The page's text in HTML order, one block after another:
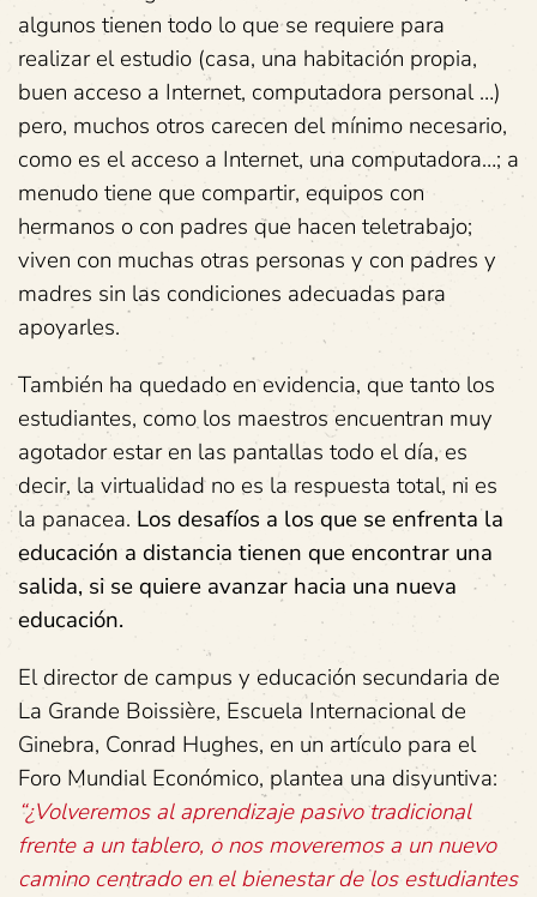
algunos tienen todo lo que se requiere para
realizar el estudio (casa, una habitación propia,
buen acceso a Internet, computadora personal …)
pero, muchos otros carecen del mínimo necesario,
como es el acceso a Internet, una computadora…; a
menudo tiene que compartir, equipos con
hermanos o con padres que hacen teletrabajo;
viven con muchas otras personas y con padres y
madres sin las condiciones adecuadas para
apoyarles.
También ha quedado en evidencia, que tanto los
estudiantes, como los maestros encuentran muy
agotador estar en las pantallas todo el día, es
decir, la virtualidad no es la respuesta total, ni es
la panacea. Los desafíos a los que se enfrenta la
educación a distancia tienen que encontrar una
salida, si se quiere avanzar hacia una nueva
educación.
El director de campus y educación secundaria de
La Grande Boissière, Escuela Internacional de
Ginebra, Conrad Hughes, en un artículo para el
Foro Mundial Económico, plantea una disyuntiva:
“¿Volveremos al aprendizaje pasivo tradicional
frente a un tablero, o nos moveremos a un nuevo
camino centrado en el bienestar de los estudiantes